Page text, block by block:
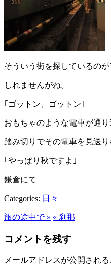
そういう街を探しているの
しれませんがね。
｢ゴットン、ゴットン｣
おもちゃのような電車が通り
踏み切りでその電車を見送
｢やっぱり秋ですよ｣
鎌倉にて
Categories: 日々
旅の途中で » « 刹那
コメントを残す
メールアドレスが公開される